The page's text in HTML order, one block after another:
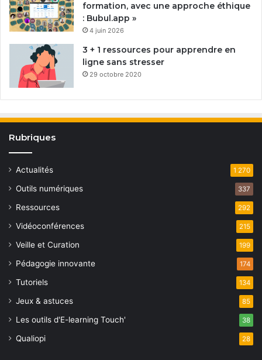
formation, avec une approche éthique
: Bubul.app »
4 juin 2026
3 + 1 ressources pour apprendre en
ligne sans stresser
29 octobre 2020
Rubriques
Actualités 1 270
Outils numériques 337
Ressources 292
Vidéoconférences 215
Veille et Curation 199
Pédagogie innovante 174
Tutoriels 134
Jeux & astuces 85
Les outils d'E-learning Touch' 38
Qualiopi 28